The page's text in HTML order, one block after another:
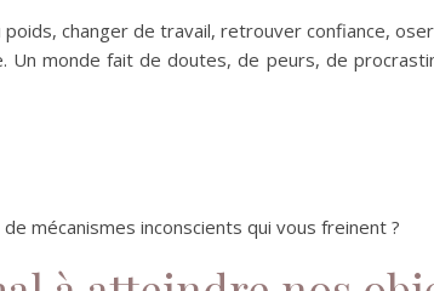
changer de travail, retrouver confiance,
Un monde fait de doutes, de peurs, de
mécanismes inconscients qui vous freinent ?